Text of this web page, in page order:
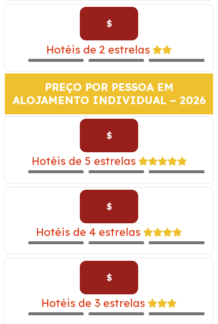
$
Hotéis de 2 estrelas
MARIEL SACHA
EXPEDITION
TRAIN
PREÇO POR PESSOA EM
ALOJAMENTO INDIVIDUAL – 2026
$
Hotéis de 5 estrelas
WESTIN LIBERTADOR
EXPEDITION
TRAIN
$
Hotéis de 4 estrelas
ALOFT NOVOTEL
EXPEDITION
TRAIN
$
Hotéis de 3 estrelas
IBIS SAN AGUSTÍN
EXPEDITION
TRAIN